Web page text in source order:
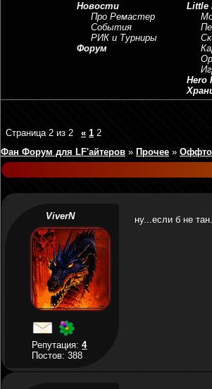
Новости
Про Ремастер
События
РИК и Турниры
Форум
Little
Hero
Страница 2 из 2 « 1 2
Фан Форум для LF'айтеров » Прочее »
ViverN
Репутация:4
Постов: 388
ну...если б не